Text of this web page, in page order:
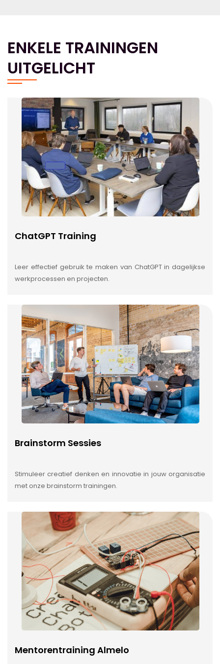
ENKELE TRAININGEN
UITGELICHT
ChatGPT Training
Leer effectief gebruik te maken van ChatGPT in dagelijkse
werkprocessen en projecten.
Brainstorm Sessies
Stimuleer creatief denken en innovatie in jouw organisatie
met onze brainstorm trainingen.
Mentorentraining Almelo